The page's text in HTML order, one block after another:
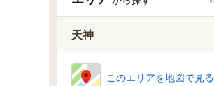
天神
このエリアを地図で見る